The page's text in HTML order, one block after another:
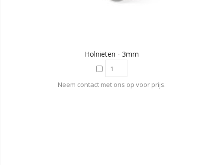
Holnieten - 3mm
Neem contact met ons op voor prijs.